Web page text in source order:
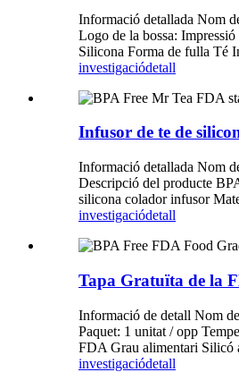
Informació detallada Nom
Logo de la bossa:
Silicona Forma de fulla Té
investigaciódetall
Infusor de te de
Informació detallada Nom
Descripció del producte
silicona colador infusor
investigaciódetall
Tapa Gratuïta de la
Informació de detall Nom
Paquet: 1 unitat / opp
FDA Grau alimentari Silicó
investigaciódetall